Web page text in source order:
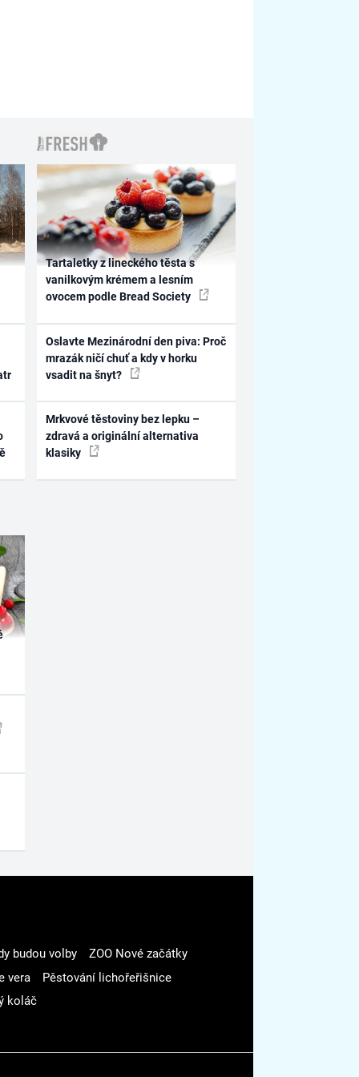
Tartaletky z lineckého těsta s
vanilkovým krémem a lesním
ovocem podle Bread Society
Oslavte Mezinárodní den piva: Proč
mrazák ničí chuť a kdy v horku
vsadit na šnyt?
Mrkvové těstoviny bez lepku –
zdravá a originální alternativa
klasiky
budou volby
ZOO Nové začátky
vera
Pěstování lichořeřišnice
koláč